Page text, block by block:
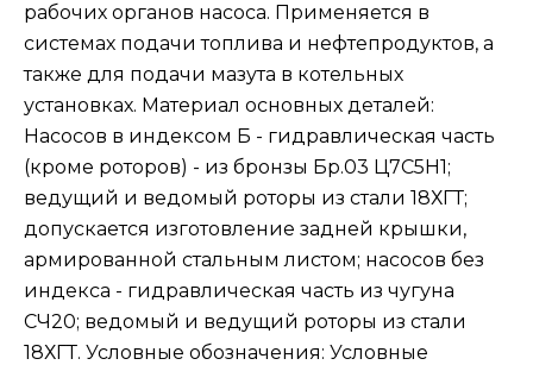
рабочих органов насоса. Применяется в
системах подачи топлива и нефтепродуктов, а
также для подачи мазута в котельных
установках. Материал основных деталей:
Насосов в индексом Б - гидравлическая часть
(кроме роторов) - из бронзы Бр.03 Ц7С5Н1;
ведущий и ведомый роторы из стали 18ХГТ;
допускается изготовление задней крышки,
армированной стальным листом; насосов без
индекса - гидравлическая часть из чугуна
СЧ20; ведомый и ведущий роторы из стали
18ХГТ. Условные обозначения: Условные